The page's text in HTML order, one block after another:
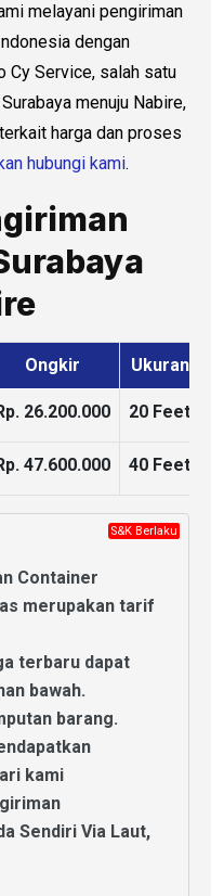
melayani pengiriman
dengan
Cy Service, salah satu
menuju Nabire,
harga dan proses
hubungi kami.
Ongkir Ukuran
26.200.000 20 Feet
47.600.000 40 Feet
Container
merupakan tarif
terbaru dapat
CHAT
bawah.
barang.
GRATIS!
kami
S&K Berlaku
Sendiri Via Laut,